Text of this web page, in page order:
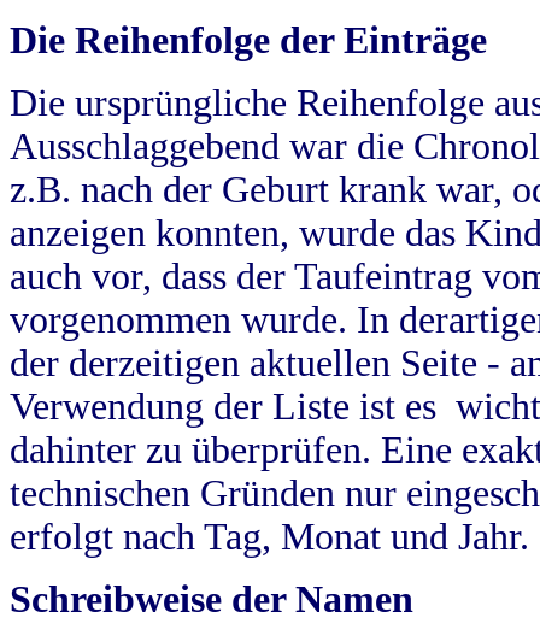
Die Reihenfolge der Einträge
Die ursprüngliche Reihenfolge
Ausschlaggebend war die
z.B. nach der Geburt krank war,
anzeigen konnten, wurde das
auch vor, dass der Taufeintrag
vorgenommen wurde. In
der derzeitigen aktuellen Seite -
Verwendung der Liste ist es
dahinter zu überprüfen. Eine
technischen Gründen nur
erfolgt nach Tag, Monat und Jahr.
Schreibweise der Namen